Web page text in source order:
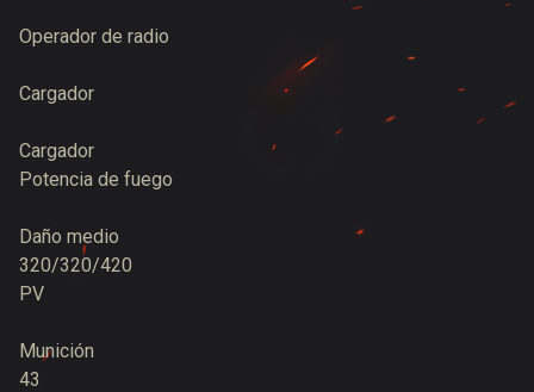
Operador de radio
Cargador
Cargador
Potencia de fuego
Daño medio
320/320/420
PV
Munición
43